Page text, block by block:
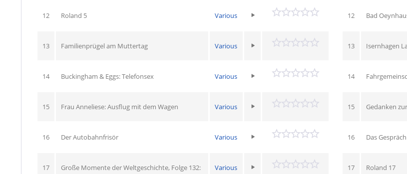
12 Roland 5 Various
13 Familienprügel am Muttertag Various
14 Buckingham & Eggs: Telefonsex Various
15 Frau Anneliese: Ausflug mit dem Wagen Various
16 Der Autobahnfrisör Various
17 Große Momente der Weltgeschichte, Folge 132: Various
12 Bad
13 Isernhagen
14
15 Gedanken
16 Das
17 Roland 17